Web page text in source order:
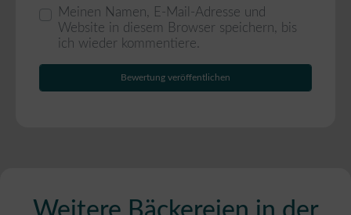
Meinen Namen, E-Mail-Adresse und
Website in diesem Browser speichern, bis
ich wieder kommentiere.